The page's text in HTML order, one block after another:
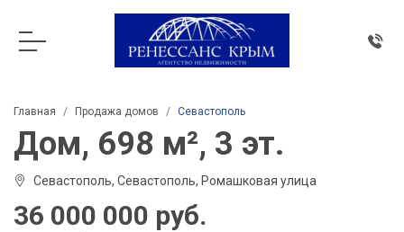
Главная Продажа домов Севастополь
Дом, 698 м², 3 эт.
Севастополь, Севастополь, Ромашковая улица
36 000 000 руб.